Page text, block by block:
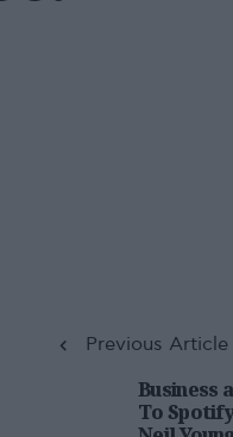
Previous Article
Business
Το